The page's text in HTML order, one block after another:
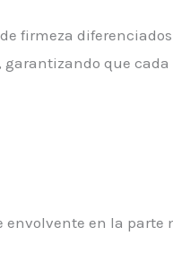
firmeza
garantizando que
envolvente en la parte